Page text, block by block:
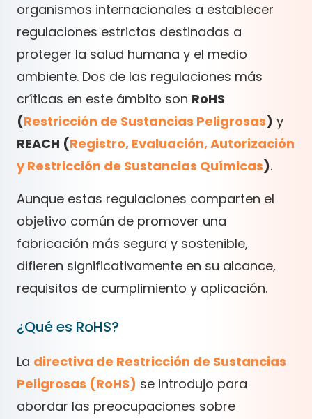
organismos internacionales a establecer
regulaciones estrictas destinadas a
proteger la salud humana y el medio
ambiente. Dos de las regulaciones más
críticas en este ámbito son RoHS
(Restricción de Sustancias Peligrosas) y
REACH (Registro, Evaluación, Autorización
y Restricción de Sustancias Químicas).
Aunque estas regulaciones comparten el
objetivo común de promover una
fabricación más segura y sostenible,
difieren significativamente en su alcance,
requisitos de cumplimiento y aplicación.
¿Qué es RoHS?
La directiva de Restricción de Sustancias
Peligrosas (RoHS) se introdujo para
abordar las preocupaciones sobre